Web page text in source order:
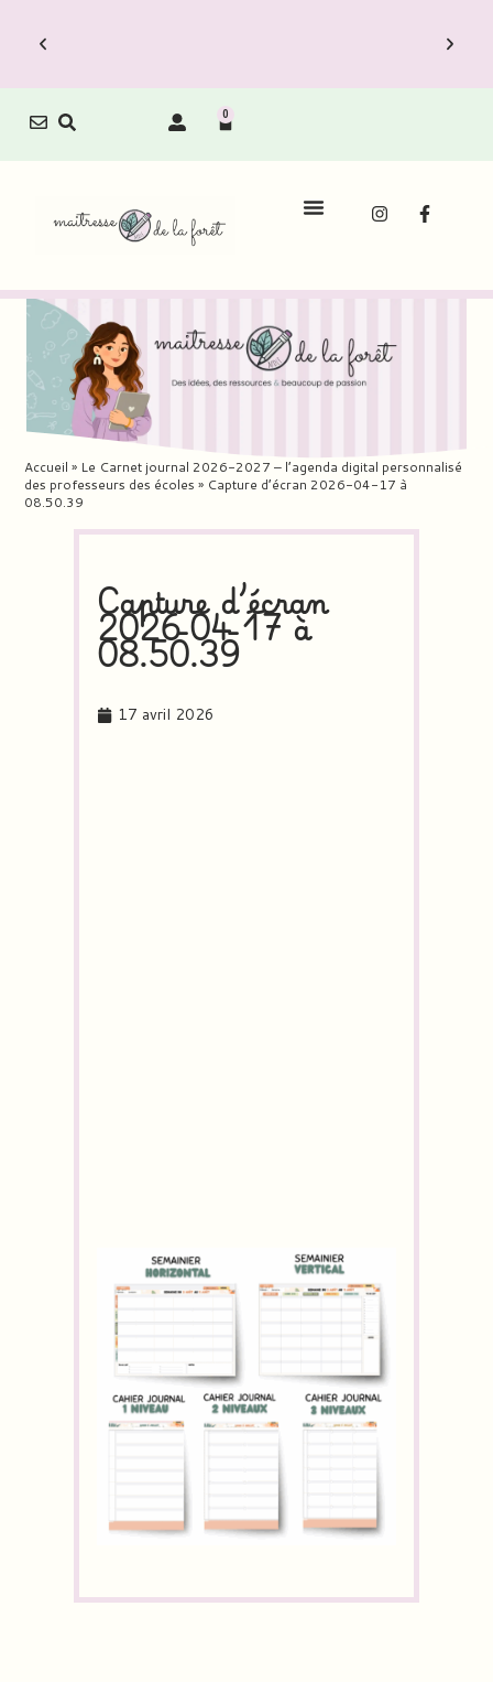
0
Accueil » Le Carnet journal 2026-2027 – l’agenda digital personnalisé
des professeurs des écoles » Capture d’écran 2026-04-17 à
08.50.39
Capture d’écran
2026-04-17 à
08.50.39
17 avril 2026